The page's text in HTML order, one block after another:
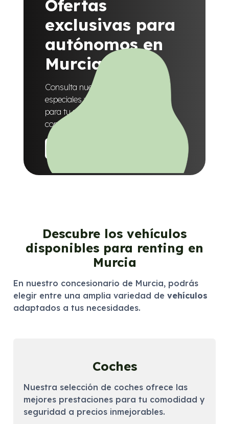
Ofertas
exclusivas para
autónomos en
Murcia
Consulta nuestras promociones
especiales y elige la moto perfecta
para tu negocio con las mejores
condiciones.
Descubre los vehículos
disponibles para renting en
Murcia
En nuestro concesionario de Murcia, podrás
elegir entre una amplia variedad de vehículos
adaptados a tus necesidades.
Coches
Nuestra selección de coches ofrece las
mejores prestaciones para tu comodidad y
seguridad a precios inmejorables.